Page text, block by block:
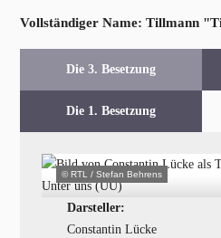
Vollständiger Name: Tillmann
Die 3. Besetzung
Die 1. Besetzung
© RTL / Stefan Behrens
Darsteller:
Constantin Lücke